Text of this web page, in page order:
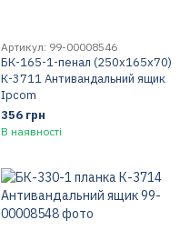
Артикул: 99-00008546
БК-165-1-пенал (250х165х70)
К-3711 Антивандальний ящик
Ipcom
356 грн
В наявності